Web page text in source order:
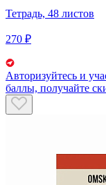
Тетрадь, 48 листов
270 ₽
Авторизуйтесь и
баллы, получайте